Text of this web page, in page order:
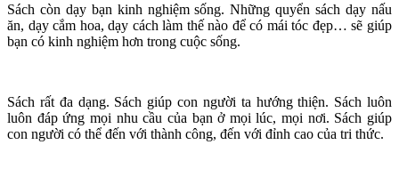
Sách còn dạy bạn kinh nghiệm sống. Những quyển sách dạy nấu
ăn, dạy cắm hoa, dạy cách làm thế nào để có mái tóc đẹp… sẽ giúp
bạn có kinh nghiệm hơn trong cuộc sống.
Sách rất đa dạng. Sách giúp con người ta hướng thiện. Sách luôn
luôn đáp ứng mọi nhu cầu của bạn ở mọi lúc, mọi nơi. Sách giúp
con người có thể đến với thành công, đến với đỉnh cao của tri thức.